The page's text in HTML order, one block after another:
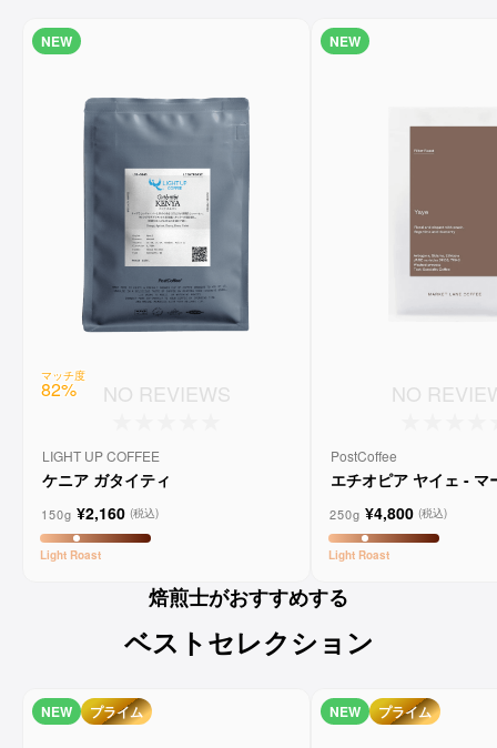
NEW
マッチ度
82% NO REVIEWS
LIGHT UP COFFEE
ケニア ガタイティ
150g ¥2,160 (税込)
Light Roast
NEW
NO
PostCoffee
エチオピア ヤイェ - マ
250g ¥4,800 (税込)
Light Roast
焙煎士がおすすめする
ベストセレクション
NEW プライム NEW プライム